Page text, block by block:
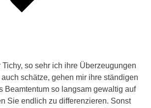
Tichy, so sehr ich ihre Überzeugungen
schätze, gehen mir ihre ständigen
Beamtentum so langsam gewaltig auf
Sie endlich zu differenzieren. Sonst